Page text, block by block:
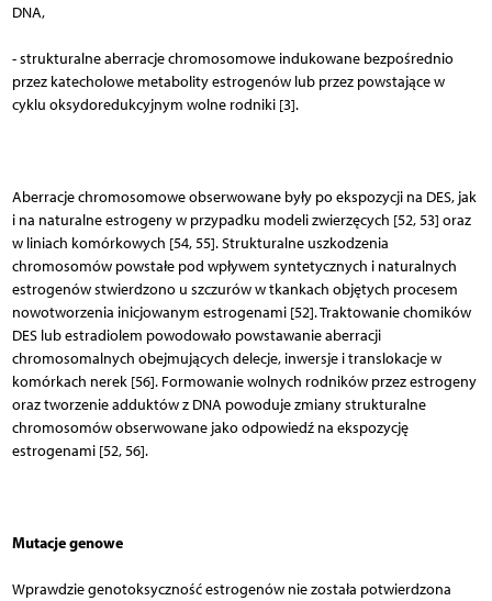
DNA,
- strukturalne aberracje chromosomowe indukowane bezpośrednio
przez katecholowe metabolity estrogenów lub przez powstające w
cyklu oksydoredukcyjnym wolne rodniki [3].
Aberracje chromosomowe obserwowane były po ekspozycji na DES, jak
i na naturalne estrogeny w przypadku modeli zwierzęcych [52, 53] oraz
w liniach komórkowych [54, 55]. Strukturalne uszkodzenia
chromosomów powstałe pod wpływem syntetycznych i naturalnych
estrogenów stwierdzono u szczurów w tkankach objętych procesem
nowotworzenia inicjowanym estrogenami [52]. Traktowanie chomików
DES lub estradiolem powodowało powstawanie aberracji
chromosomalnych obejmujących delecje, inwersje i translokacje w
komórkach nerek [56]. Formowanie wolnych rodników przez estrogeny
oraz tworzenie adduktów z DNA powoduje zmiany strukturalne
chromosomów obserwowane jako odpowiedź na ekspozycję
estrogenami [52, 56].
Mutacje genowe
Wprawdzie genotoksyczność estrogenów nie została potwierdzona